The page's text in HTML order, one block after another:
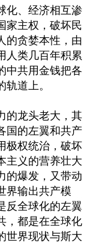
化、经济相互渗
家主权，破坏民
的贪婪本性，由
人类几百年积累
中共用金钱把各
道上。
的龙头老大，其
国的左翼和共产
极权统治，破坏
主义的营养壮大
的爆发，又带动
界输出共产模
反全球化的左翼
，都是在全球化
世界现状与斯大